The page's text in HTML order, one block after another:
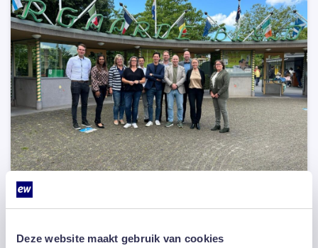
Deze website maakt gebruik van cookies
Diergaarde Blijdorp als nieuwe klant